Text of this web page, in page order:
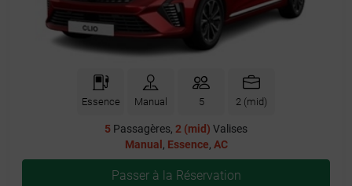
Essence Manual 5 2 (mid)
5 Passagères, 2 (mid) Valises
Manual , Essence, AC
Passer à la Réservation